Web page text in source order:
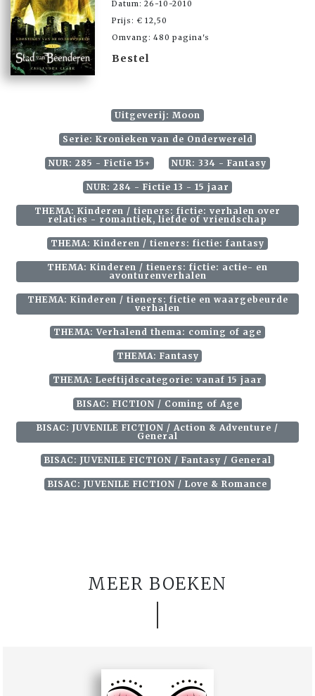
Datum: 26-10-2010
Prijs: € 12,50
Omvang: 480 pagina's
Bestel
Uitgeverij: Moon
Serie: Kronieken van de Onderwereld
NUR: 285 - Fictie 15+ NUR: 334 - Fantasy
NUR: 284 - Fictie 13 - 15 jaar
THEMA: Kinderen / tieners: fictie: verhalen over
relaties - romantiek, liefde of vriendschap
THEMA: Kinderen / tieners: fictie: fantasy
THEMA: Kinderen / tieners: fictie: actie- en
avonturenverhalen
THEMA: Kinderen / tieners: fictie en waargebeurde
verhalen
THEMA: Verhalend thema: coming of age
THEMA: Fantasy
THEMA: Leeftijdscategorie: vanaf 15 jaar
BISAC: FICTION / Coming of Age
BISAC: JUVENILE FICTION / Action & Adventure /
General
BISAC: JUVENILE FICTION / Fantasy / General
BISAC: JUVENILE FICTION / Love & Romance
MEER BOEKEN